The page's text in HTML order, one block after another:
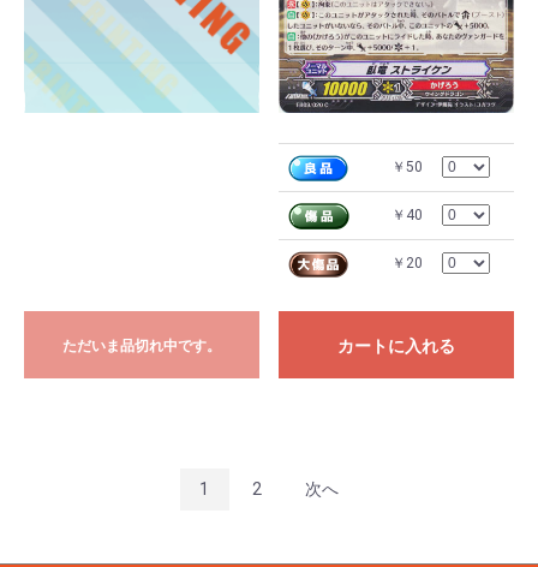
ただいま品切れ中です。
￥50
￥40
￥20
カートに入れる
1 2 次へ